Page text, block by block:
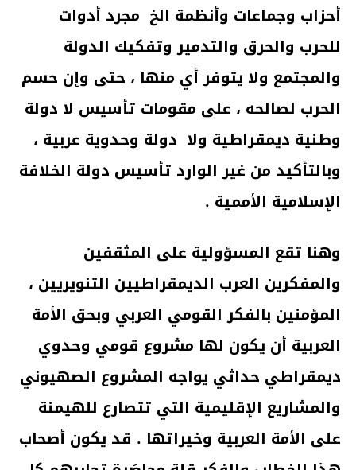
أحزاب وجماعات وأنظمة الخ مجرد أدوات
للحرب والحرق والتدمير وتفكيك الدولة
والمجتمع ولا يتوفر أي منها ، حتى وإن حسم
الحرب لصالحه ، على مقومات تأسيس لا دولة
وطنية ديمقراطية ولا دولة وحدوية عربية ،
وبالتأكيد من غير الوارد تأسيس دولة الخلافة
الإسلامية الأممية .
وهنا تقع المسؤولية على المثقفين
والمفكرين العرب الديمقراطيين التنويريين ،
المؤمنين بالفكر القومي العربي وبحق الأمة
العربية أن يكون لها مشروع قومي وحدوي
ديمقراطي حداثي يواجه المشروع الصهيوني
والمشاريع الإقليمية التي تتصارع للهيمنة
على الأمة العربية وخيراتها . قد يكون أصحاب